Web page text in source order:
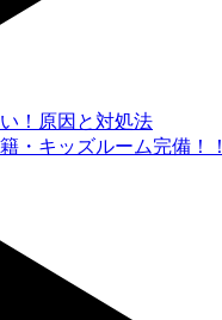
！原因と対処法
・キッズルーム完備！！